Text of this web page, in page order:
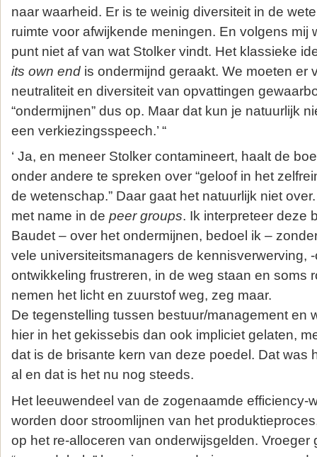
naar waarheid. Er is te weinig diversiteit in de
ruimte voor afwijkende meningen. En volgens mij
punt niet af van wat Stolker vindt. Het klassieke
its own end is ondermijnd geraakt. We moeten er
neutraliteit en diversiteit van opvattingen
“ondermijnen” dus op. Maar dat kun je natuurlijk
een verkiezingsspeech.’ “
‘ Ja, en meneer Stolker contamineert, haalt de
onder andere te spreken over “geloof in het
de wetenschap.” Daar gaat het natuurlijk niet
met name in de peer groups. Ik interpreteer deze
Baudet – over het ondermijnen, bedoel ik –
vele universiteitsmanagers de kennisverwerving,
ontwikkeling frustreren, in de weg staan en soms
nemen het licht en zuurstof weg, zeg maar.
De tegenstelling tussen bestuur/management en
hier in het gekissebis dan ook impliciet gelaten,
dat is de brisante kern van deze poedel. Dat was
al en dat is het nu nog steeds.
Het leeuwendeel van de zogenaamde efficiency-
worden door stroomlijnen van het
op het re-alloceren van onderwijsgelden. Vroeger